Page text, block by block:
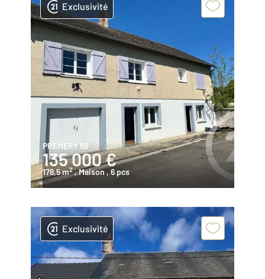
Exclusivité
PREMERY 58
135 000 €
178,5 m2 , Maison , 6 pcs
Exclusivité